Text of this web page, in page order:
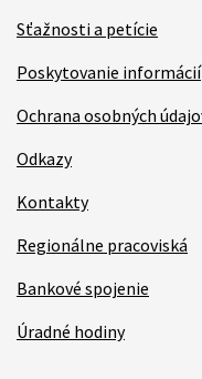
Sťažnosti a petície
Poskytovanie informácií
Ochrana osobných
Odkazy
Kontakty
Regionálne pracoviská
Bankové spojenie
Úradné hodiny